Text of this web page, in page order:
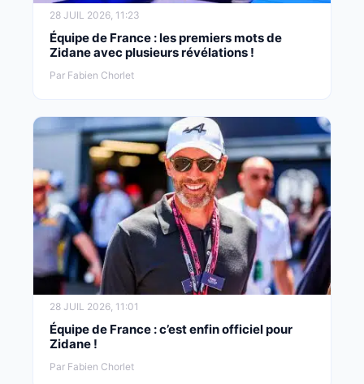
28 JUIL 2026, 11:23
Équipe de France : les premiers mots de
Zidane avec plusieurs révélations !
Par Fabien Chorlet
28 JUIL 2026, 11:01
Équipe de France : c’est enfin officiel pour
Zidane !
Par Fabien Chorlet